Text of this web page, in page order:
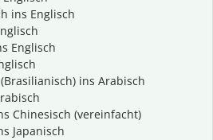
ins Englisch
Englisch
ins Arabisch
Chinesisch (vereinfacht)
Japanisch